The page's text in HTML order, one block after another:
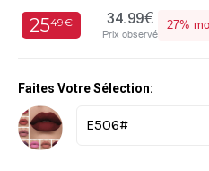
2549€ 34.99€
Prix observé
27%
Faites Votre Sélection: